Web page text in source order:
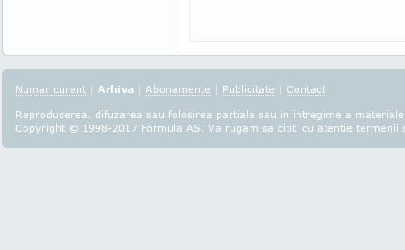
Numar curent | Arhiva | Abonamente | Publicitate | Contact
Reproducerea, difuzarea sau folosirea partiala sau in intregime a
Copyright © 1998-2017 Formula AS. Va rugam sa cititi cu atentie termenii